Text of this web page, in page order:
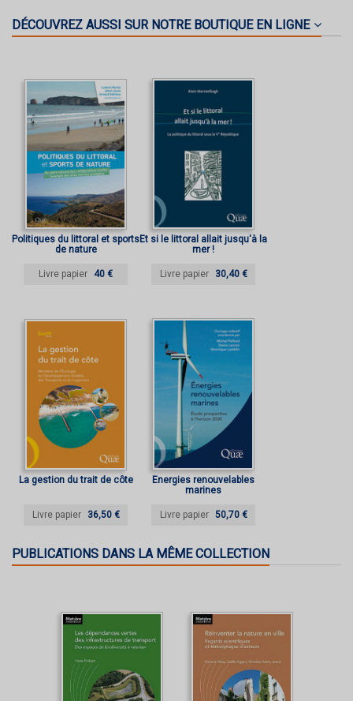
DÉCOUVREZ AUSSI SUR NOTRE BOUTIQUE EN LIGNE
Politiques du littoral et sports
de nature
Livre papier 40 €
Et si le littoral allait jusqu'à la
mer !
Livre papier 30,40 €
La gestion du trait de côte
Livre papier 36,50 €
Énergies renouvelables
marines
Livre papier 50,70 €
PUBLICATIONS DANS LA MÊME COLLECTION